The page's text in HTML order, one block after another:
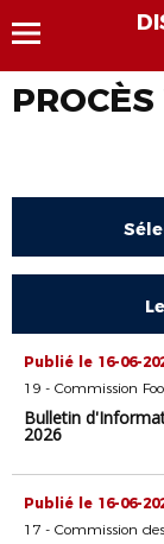
Publié le 16-06-
19 - Commission
Bulletin
2026
Publié le 16-06-
17 - Commission